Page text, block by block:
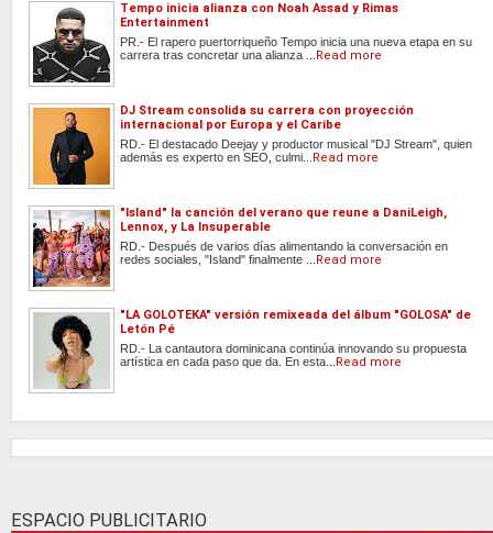
Tempo inicia alianza con Noah Assad y Rimas
Entertainment
PR.- El rapero puertorriqueño Tempo inicia una nueva etapa en su
carrera tras concretar una alianza ...
Read more
DJ Stream consolida su carrera con proyección
internacional por Europa y el Caribe
RD.- El destacado Deejay y productor musical "DJ Stream", quien
además es experto en SEO, culmi...
Read more
"Island" la canción del verano que reune a DaniLeigh,
Lennox, y La Insuperable
RD.- Después de varios días alimentando la conversación en
redes sociales, "Island" finalmente ...
Read more
"LA GOLOTEKA" versión remixeada del álbum "GOLOSA" de
Letón Pé
RD.- La cantautora dominicana continúa innovando su propuesta
artística en cada paso que da. En esta...
Read more
ESPACIO PUBLICITARIO